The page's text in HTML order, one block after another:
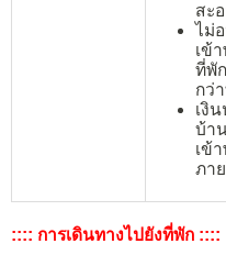
สะ
ไม่
เข้
ที่พั
กว่
เงิ
บ้า
เข้
ภา
:::: การเดินทางไปยังที่พัก ::::